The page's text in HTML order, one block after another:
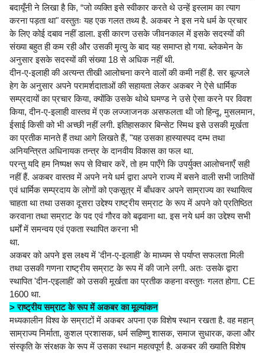
बदायूँनी ने लिखा है कि, “जो व्यक्ति इसे स्वीकार करते थे उन्हें इस्लाम का त्याग
करना पड़ता था" वस्तुतः यह एक गलत तथ्य है. अकबर ने इस नये धर्म के प्रचार
के लिए कोई दबाव नहीं डाला. इसी कारण उसके जीवनकाल में इसके सदस्यों की
संख्या बहुत ही कम रही और उसकी मृत्यु के बाद यह समाप्त हो गया. ब्लेकमेन के
अनुसार इसके सदस्यों की संख्या 18 से अधिक नहीं थी.
दीन-ए-इलाही की अत्यन्त तीखी आलोचना करने वालों की कमी नहीं है. सर बूल्जले
हेग के अनुसार अपने परामर्शदाताओं की सहायता लेकर अकबर ने ऐसे धार्मिक
सम्प्रदायों का प्रचार किया, क्योंकि उसके थोथे घमण्ड ने उसे ऐसा करने पर विवश
किया, दीन-ए-इलाही वास्तव में एक लज्जाजनक असफलता थी जो हिन्दू, मुसलमान,
ईसाई किसी को भी अच्छी नहीं लगी. इतिहासकार बिन्सेट स्मिथ इसे उसकी मूर्खता
का प्रतीक मानते हैं तथा आगे लिखते हैं, "यह उसका हास्यास्पद दम्भ तथा
अनियन्त्रित अधिनायक तन्त्र के दानवीय विकास का फल था.
परन्तु यदि हम निष्पक्ष रूप से विचार करें, तो हम पाएँगे कि उपर्युक्त आलोचनाएँ सही
नहीं हैं. अकबर वास्तव में अपने नये धर्म द्वारा अपने राज्य में बसने वाली सभी जातियों
एवं धार्मिक सम्प्रदाय के लोगों को एकसूत्र में बाँधकर अपने साम्राज्य का स्थायित्व
चाहता था तथा उसका दूसरा उद्देश्य राष्ट्रीय सम्राट के रूप में अपने को प्रतिष्ठित
करवाना तथा सम्राट के पद एवं गौरव को बढ़वाना था. इस नये धर्म का उद्देश्य सभी
धर्मों में समन्वय एवं एकता स्थापित करना भी
था.
अकबर को अपने इस लक्ष्य में 'दीन-ए-इलाही' के माध्यम से पर्याप्त सफलता मिली
तथा उसकी गणना राष्ट्रीय सम्राट के रूप में की जाने लगी. अतः उसके द्वारा
स्थापित 'दीन-एइलाही' को उसकी मूर्खता का प्रतीक कहना वस्तुतः गलत होगा. CE
1600 था.
> राष्ट्रीय सम्राट के रूप में अकबर का मूल्यांकन
मध्यकालीन विश्व के सम्राटों में अकबर अपना एक विशेष स्थान रखता है. वह महान्
साम्राज्य निर्माता, कुशल प्रशासक, धर्म सहिष्णु शासक, समाज सुधारक, कला और
संस्कृति के संरक्षक के रूप में उसका स्थान महत्वपूर्ण है. अकबर की ख्याति विशेष